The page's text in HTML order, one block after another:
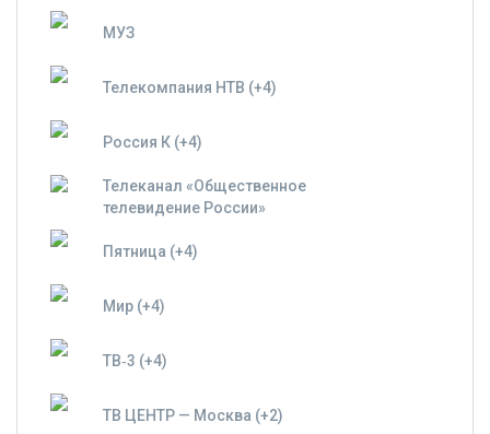
МУЗ
Телекомпания НТВ (+4)
Россия К (+4)
Телеканал «Общественное
телевидение России»
Пятница (+4)
Мир (+4)
ТВ‑3 (+4)
ТВ ЦЕНТР — Москва (+2)